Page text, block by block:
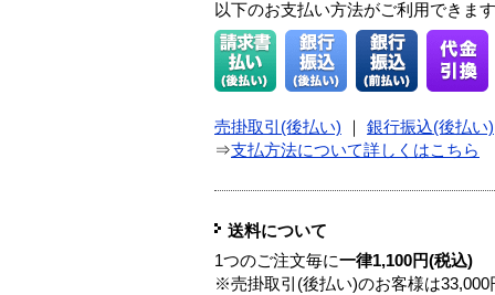
以下のお支払い方法がご利用できます
売掛取引(後払い) 銀行振込(後払い)
⇒支払方法について詳しくはこちら
送料について
1つのご注文毎に一律1,100円(税込)
※売掛取引(後払い)のお客様は33,000